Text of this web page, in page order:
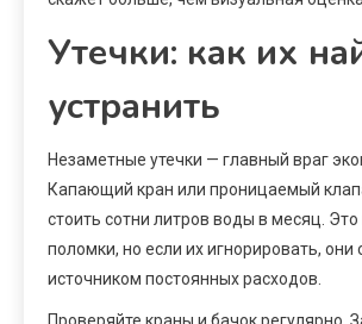
Утечки: как их
устранить
Незаметные утечки — главный враг
Капающий кран или проницаемый
стоить сотни литров воды в месяц.
поломки, но если их игнорировать, они
источником постоянных расходов.
Проверяйте краны и бачок регулярно.